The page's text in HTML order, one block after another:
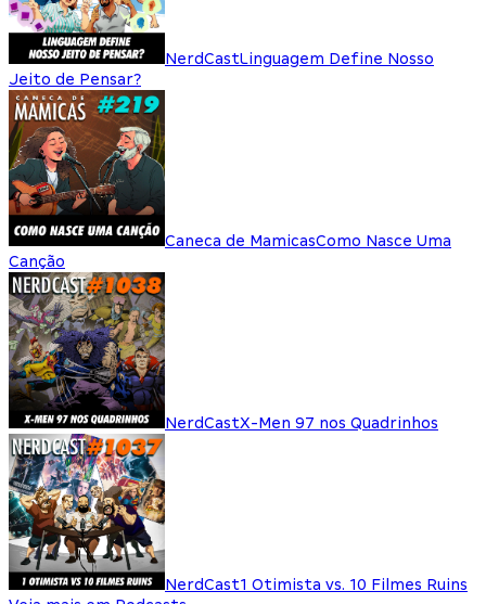
NerdCastLinguagem Define Nosso
Jeito de Pensar?
Caneca de MamicasComo Nasce Uma
Canção
NerdCastX-Men 97 nos Quadrinhos
NerdCast1 Otimista vs. 10 Filmes Ruins